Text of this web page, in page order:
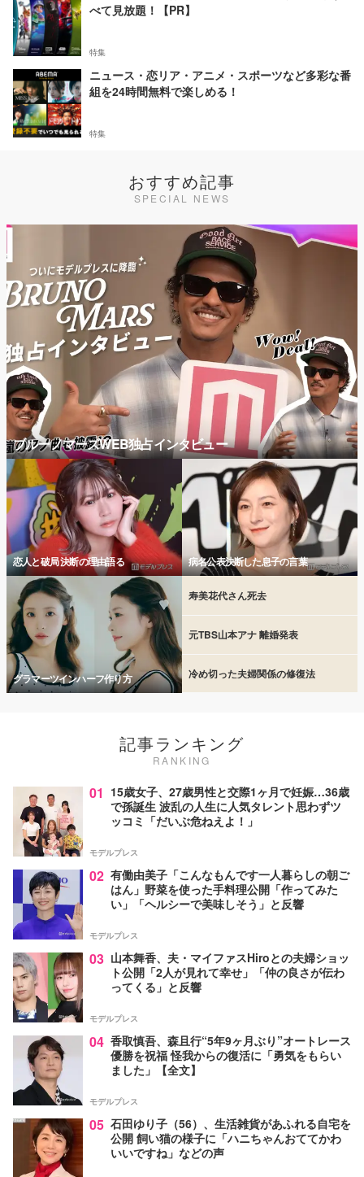
べて見放題！【PR】
特集
ニュース・恋リア・アニメ・スポーツなど多彩な番
組を24時間無料で楽しめる！
特集
おすすめ記事
SPECIAL NEWS
ブルーノマーズWEB独占インタビュー
恋人と破局 決断の理由語る 病名公表決断した息子の言葉
グラマーツインハーフ作り方
寿美花代さん死去
元TBS山本アナ 離婚発表
冷め切った夫婦関係の修復法
記事ランキング
RANKING
01 15歳女子、27歳男性と交際1ヶ月で妊娠…36歳
で孫誕生 波乱の人生に人気タレント思わずツ
ッコミ「だいぶ危ねえよ！」
モデルプレス
02 有働由美子「こんなもんです一人暮らしの朝ご
はん」野菜を使った手料理公開「作ってみた
い」「ヘルシーで美味しそう」と反響
モデルプレス
03 山本舞香、夫・マイファスHiroとの夫婦ショッ
ト公開「2人が見れて幸せ」「仲の良さが伝わ
ってくる」と反響
モデルプレス
04 香取慎吾、森且行“5年9ヶ月ぶり”オートレース
優勝を祝福 怪我からの復活に「勇気をもらい
ました」【全文】
モデルプレス
05 石田ゆり子（56）、生活雑貨があふれる自宅を
公開 飼い猫の様子に「ハニちゃんおててかわ
いいですね」などの声